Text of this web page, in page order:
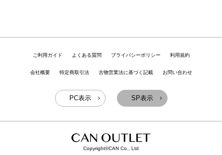
ご利用ガイド よくある質問 プライバシーポリシー 利用規約
会社概要 特定商取引法 古物営業法に基づく記載 お問い合わせ
PC表示 SP表示
Copyright©CAN Co., Ltd